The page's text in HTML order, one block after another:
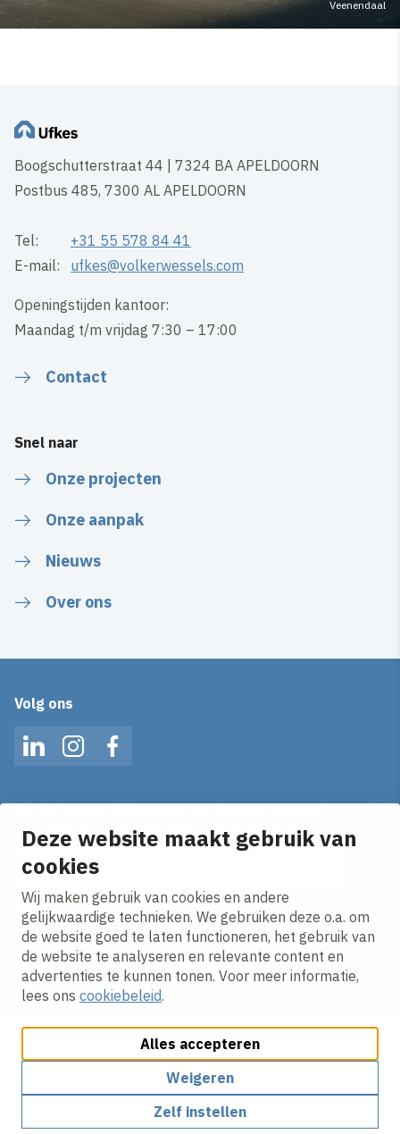
Deze website maakt gebruik van
cookies
Wij maken gebruik van cookies en andere
gelijkwaardige technieken. We gebruiken deze o.a. om
de website goed te laten functioneren, het gebruik van
de website te analyseren en relevante content en
advertenties te kunnen tonen. Voor meer informatie,
lees ons cookiebeleid.
Alles accepteren
Weigeren
Zelf instellen
Veenendaal
Boogschutterstraat 44 | 7324 BA APELDOORN
Postbus 485, 7300 AL APELDOORN
Tel: +31 55 578 84 41
E-mail: ufkes@volkerwessels.com
Openingstijden kantoor:
Maandag t/m vrijdag 7:30 – 17:00
Contact
Snel naar
Onze projecten
Onze aanpak
Nieuws
Over ons
Volg ons
LinkedInInstagramFacebook
Ontvang onze nieuws alerts in je mailbox!
E-mailadres
Ik ga akkoord met hetprivacy statement.
Cookies aanpassenCookie beleidPrivacy policy
Algemene inkoopvoorwaarden